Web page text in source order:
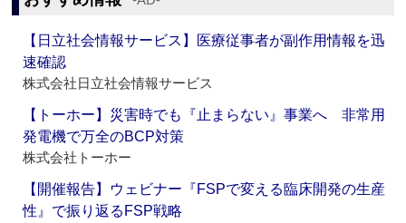
【日立社会情報サービス】医療従事者が副作用情報を迅
速確認
株式会社日立社会情報サービス
【トーホー】災害時でも『止まらない』事業へ 非常用
発電機で万全のBCP対策
株式会社トーホー
【開催報告】ウェビナー『FSPで変える臨床開発の生産
性』で振り返るFSP戦略